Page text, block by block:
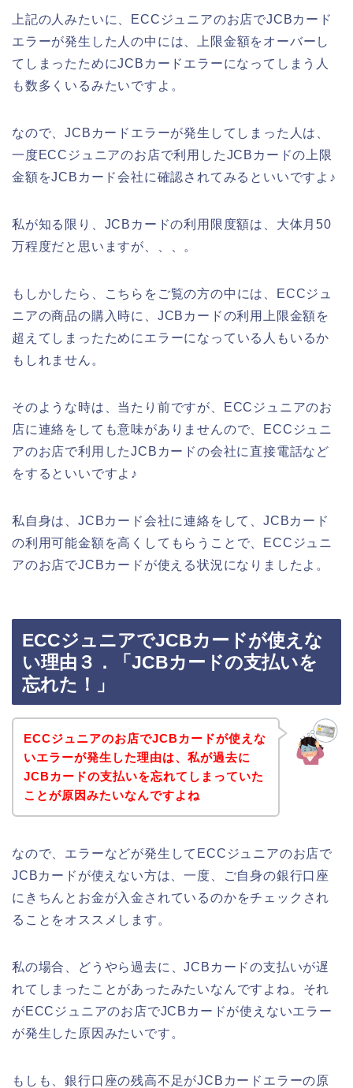
上記の人みたいに、ECCジュニアのお店でJCBカード
エラーが発生した人の中には、上限金額をオーバーし
てしまったためにJCBカードエラーになってしまう人
も数多くいるみたいですよ。
なので、JCBカードエラーが発生してしまった人は、
一度ECCジュニアのお店で利用したJCBカードの上限
金額をJCBカード会社に確認されてみるといいですよ♪
私が知る限り、JCBカードの利用限度額は、大体月50
万程度だと思いますが、、、。
もしかしたら、こちらをご覧の方の中には、ECCジュ
ニアの商品の購入時に、JCBカードの利用上限金額を
超えてしまったためにエラーになっている人もいるか
もしれません。
そのような時は、当たり前ですが、ECCジュニアのお
店に連絡をしても意味がありませんので、ECCジュニ
アのお店で利用したJCBカードの会社に直接電話など
をするといいですよ♪
私自身は、JCBカード会社に連絡をして、JCBカード
の利用可能金額を高くしてもらうことで、ECCジュニ
アのお店でJCBカードが使える状況になりましたよ。
ECCジュニアでJCBカードが使えな
い理由３．「JCBカードの支払いを
忘れた！」
ECCジュニアのお店でJCBカードが使えな
いエラーが発生した理由は、私が過去に
JCBカードの支払いを忘れてしまっていた
ことが原因みたいなんですよね
なので、エラーなどが発生してECCジュニアのお店で
JCBカードが使えない方は、一度、ご自身の銀行口座
にきちんとお金が入金されているのかをチェックされ
ることをオススメします。
私の場合、どうやら過去に、JCBカードの支払いが遅
れてしまったことがあったみたいなんですよね。それ
がECCジュニアのお店でJCBカードが使えないエラー
が発生した原因みたいです。
もしも、銀行口座の残高不足がJCBカードエラーの原